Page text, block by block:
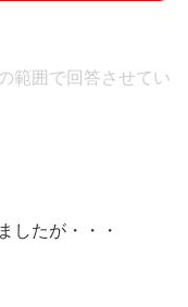
範囲で回答させてい
したが・・・